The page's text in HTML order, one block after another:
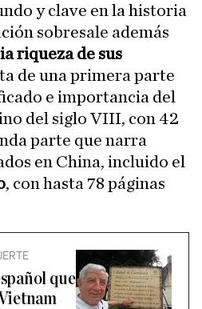
y clave en la historia
sobresale además
riqueza de sus
de una primera parte
e importancia del
del siglo VIII, con 42
parte que narra
en China, incluido el
, con hasta 78 páginas
que